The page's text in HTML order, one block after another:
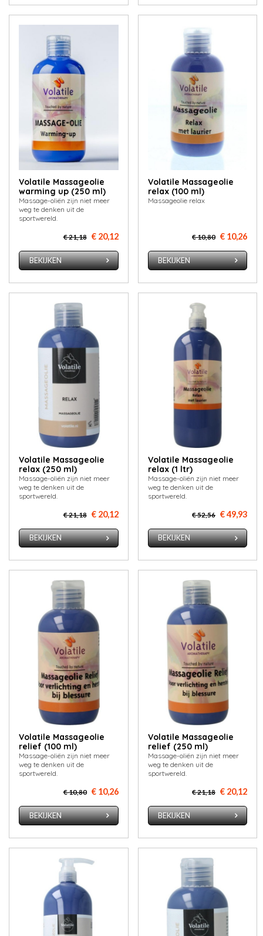
Volatile Massageolie
warming up (250 ml)
Massage-oliën zijn niet meer
weg te denken uit de
sportwereld.
€ 21,18 € 20,12
BEKIJKEN
Volatile Massageolie
relax (100 ml)
Massageolie relax
€ 10,80 € 10,26
BEKIJKEN
Volatile Massageolie
relax (250 ml)
Massage-oliën zijn niet meer
weg te denken uit de
sportwereld.
€ 21,18 € 20,12
BEKIJKEN
Volatile Massageolie
relax (1 ltr)
Massage-oliën zijn niet meer
weg te denken uit de
sportwereld.
€ 52,56 € 49,93
BEKIJKEN
Volatile Massageolie
relief (100 ml)
Massage-oliën zijn niet meer
weg te denken uit de
sportwereld.
€ 10,80 € 10,26
BEKIJKEN
Volatile Massageolie
relief (250 ml)
Massage-oliën zijn niet meer
weg te denken uit de
sportwereld.
€ 21,18 € 20,12
BEKIJKEN